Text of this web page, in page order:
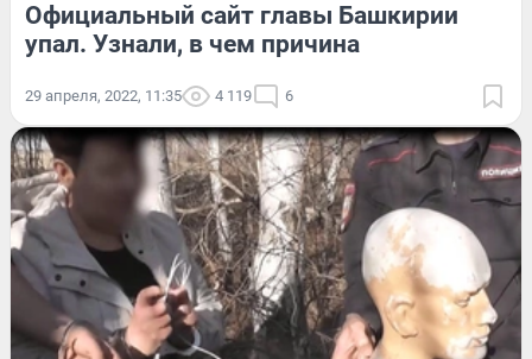
Официальный сайт главы Башкирии
упал. Узнали, в чем причина
29 апреля, 2022, 11:35 4 119 6